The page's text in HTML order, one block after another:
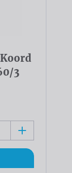
3